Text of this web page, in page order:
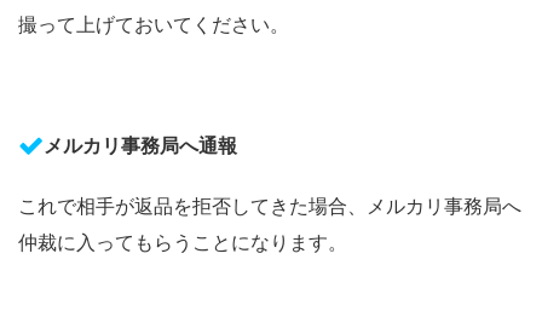
撮って上げておいてください。
メルカリ事務局へ通報
これで相手が返品を拒否してきた場合、メルカリ事務局へ
仲裁に入ってもらうことになります。